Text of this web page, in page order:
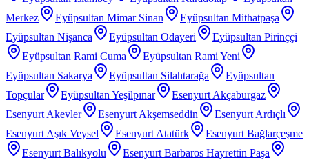
Merkez
Eyüpsultan Mimar Sinan
Eyüpsultan Mithatpaşa
Eyüpsultan Nişanca
Eyüpsultan Odayeri
Eyüpsultan Pirinççi
Eyüpsultan Rami Cuma
Eyüpsultan Rami Yeni
Eyüpsultan Sakarya
Eyüpsultan Silahtarağa
Eyüpsultan
Topçular
Eyüpsultan Yeşilpınar
Esenyurt Akçaburgaz
Esenyurt Akevler
Esenyurt Akşemseddin
Esenyurt Ardıçlı
Esenyurt Aşık Veysel
Esenyurt Atatürk
Esenyurt Bağlarçeşme
Esenyurt Balıkyolu
Esenyurt Barbaros Hayrettin Paşa